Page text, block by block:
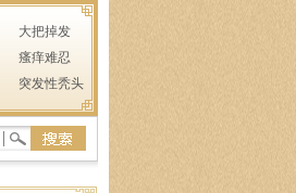
大把掉发
瘙痒难忍
突发性秃头